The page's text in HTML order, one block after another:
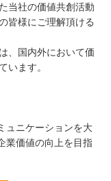
当社の価値共創活動
皆様にご理解頂ける
、国内外において価
います。
ュニケーションを大
業価値の向上を目指